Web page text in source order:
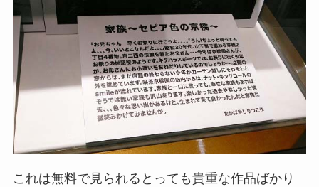
これは無料で見られるとっても貴重な作品ばかり